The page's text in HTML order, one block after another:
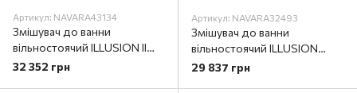
Артикул: NAVARA43134
Змішувач до ванни
вільностоячий ILLUSION II
золото
32 352 грн
Артикул: NAVARA32493
Змішувач до ванни
вільностоячий ILLUSION
хромований
29 837 грн